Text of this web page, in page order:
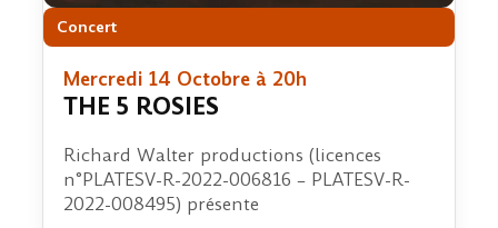
Concert
Mercredi 14 Octobre à 20h
THE 5 ROSIES
Richard Walter productions (licences
n°PLATESV-R-2022-006816 – PLATESV-R-
2022-008495) présente